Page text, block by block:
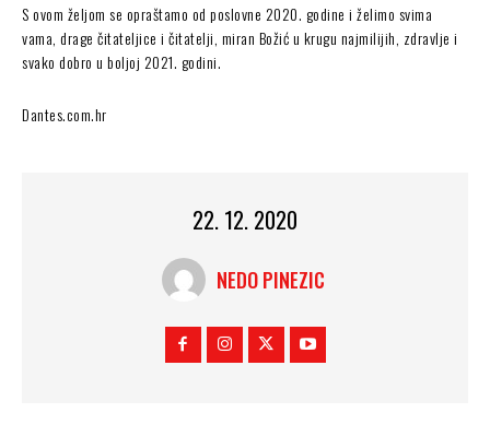
S ovom željom se opraštamo od poslovne 2020. godine i želimo svima
vama, drage čitateljice i čitatelji, miran Božić u krugu najmilijih, zdravlje i
svako dobro u boljoj 2021. godini.
Dantes.com.hr
22. 12. 2020
NEDO PINEZIC